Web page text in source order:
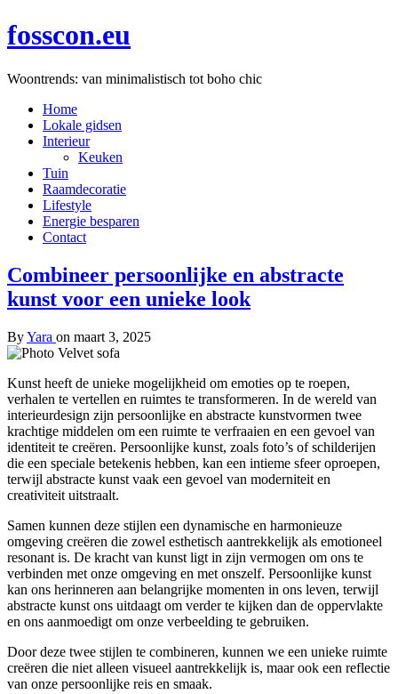
fosscon.eu
Woontrends: van minimalistisch tot boho chic
Home
Lokale gidsen
Interieur
Keuken
Tuin
Raamdecoratie
Lifestyle
Energie besparen
Contact
Combineer persoonlijke en abstracte
kunst voor een unieke look
ByYara on maart 3, 2025
Kunst heeft de unieke mogelijkheid om emoties op te roepen,
verhalen te vertellen en ruimtes te transformeren. In de wereld van
interieurdesign zijn persoonlijke en abstracte kunstvormen twee
krachtige middelen om een ruimte te verfraaien en een gevoel van
identiteit te creëren. Persoonlijke kunst, zoals foto’s of schilderijen
die een speciale betekenis hebben, kan een intieme sfeer oproepen,
terwijl abstracte kunst vaak een gevoel van moderniteit en
creativiteit uitstraalt.
Samen kunnen deze stijlen een dynamische en harmonieuze
omgeving creëren die zowel esthetisch aantrekkelijk als emotioneel
resonant is. De kracht van kunst ligt in zijn vermogen om ons te
verbinden met onze omgeving en met onszelf. Persoonlijke kunst
kan ons herinneren aan belangrijke momenten in ons leven, terwijl
abstracte kunst ons uitdaagt om verder te kijken dan de oppervlakte
en ons aanmoedigt om onze verbeelding te gebruiken.
Door deze twee stijlen te combineren, kunnen we een unieke ruimte
creëren die niet alleen visueel aantrekkelijk is, maar ook een reflectie
van onze persoonlijke reis en smaak.